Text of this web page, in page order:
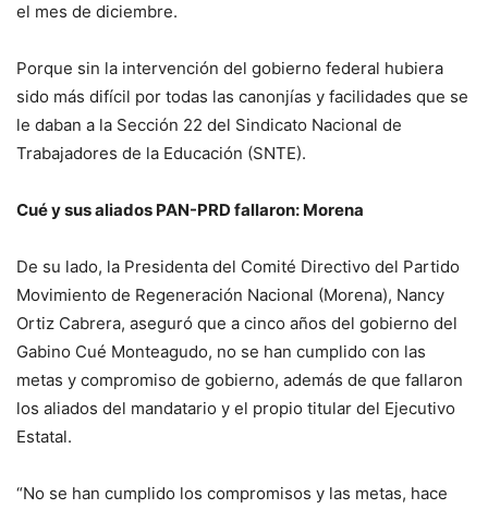
el mes de diciembre.
Porque sin la intervención del gobierno federal hubiera
sido más difícil por todas las canonjías y facilidades que se
le daban a la Sección 22 del Sindicato Nacional de
Trabajadores de la Educación (SNTE).
Cué y sus aliados PAN-PRD fallaron: Morena
De su lado, la Presidenta del Comité Directivo del Partido
Movimiento de Regeneración Nacional (Morena), Nancy
Ortiz Cabrera, aseguró que a cinco años del gobierno del
Gabino Cué Monteagudo, no se han cumplido con las
metas y compromiso de gobierno, además de que fallaron
los aliados del mandatario y el propio titular del Ejecutivo
Estatal.
“No se han cumplido los compromisos y las metas, hace